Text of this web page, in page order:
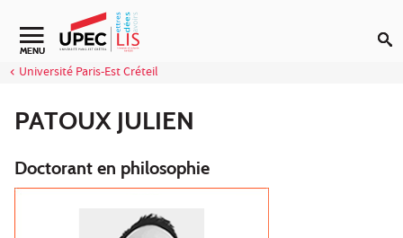
Aller au contenu
Navigation secondaire
MENU
Université Paris-Est Créteil
PATOUX JULIEN
Doctorant en philosophie